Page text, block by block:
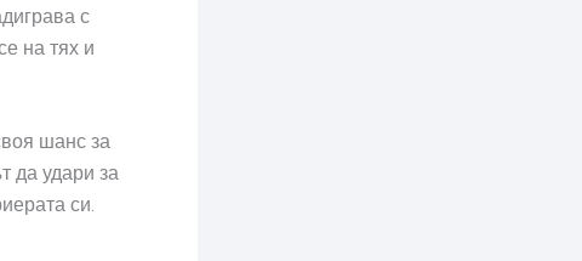
с
на тях и
шанс за
да удари за
си.